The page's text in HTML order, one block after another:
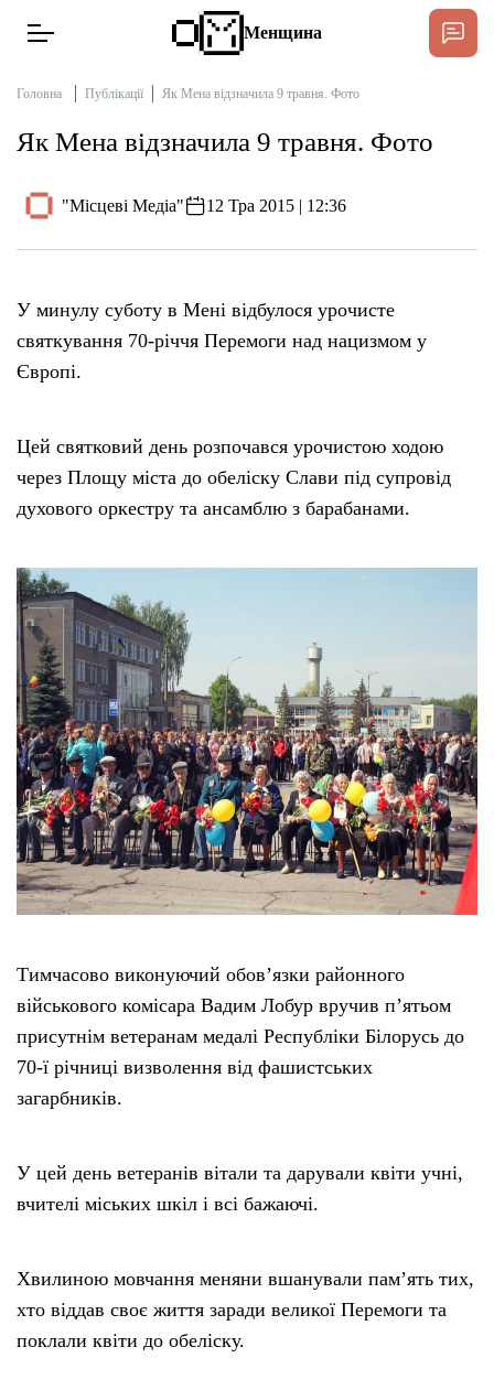
Публікації
Бюджет
Довідник
Контакти
Рекламні прайси
Підтримати «місцевих»
Редакційна політика
Етичний кодекс
Менщина
Головна Публікації Як Мена відзначила 9 травня. Фото
Як Мена відзначила 9 травня. Фото
"Місцеві Медіа" 12 Тра 2015 | 12:36
У минулу суботу в Мені відбулося урочисте
святкування 70-річчя Перемоги над нацизмом у
Європі.
Цей святковий день розпочався урочистою ходою
через Площу міста до обеліску Слави під супровід
духового оркестру та ансамблю з барабанами.
Тимчасово виконуючий обов’язки районного
військового комісара Вадим Лобур вручив п’ятьом
присутнім ветеранам медалі Республіки Білорусь до
70-ї річниці визволення від фашистських
загарбників.
У цей день ветеранів вітали та дарували квіти учні,
вчителі міських шкіл і всі бажаючі.
Хвилиною мовчання меняни вшанували пам’ять тих,
хто віддав своє життя заради великої Перемоги та
поклали квіти до обеліску.